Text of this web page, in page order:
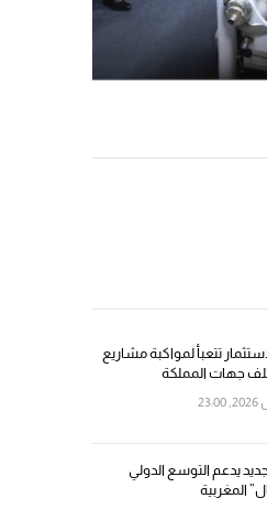
تتعبأ لمواكبة مشاريع
جهات المملكة
يدعم التوسع الدولي
المغربية